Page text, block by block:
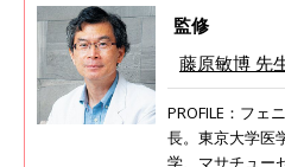
監修
藤原敏博 先
PROFILE：フェ
長。東京大学医
学、マサチュー